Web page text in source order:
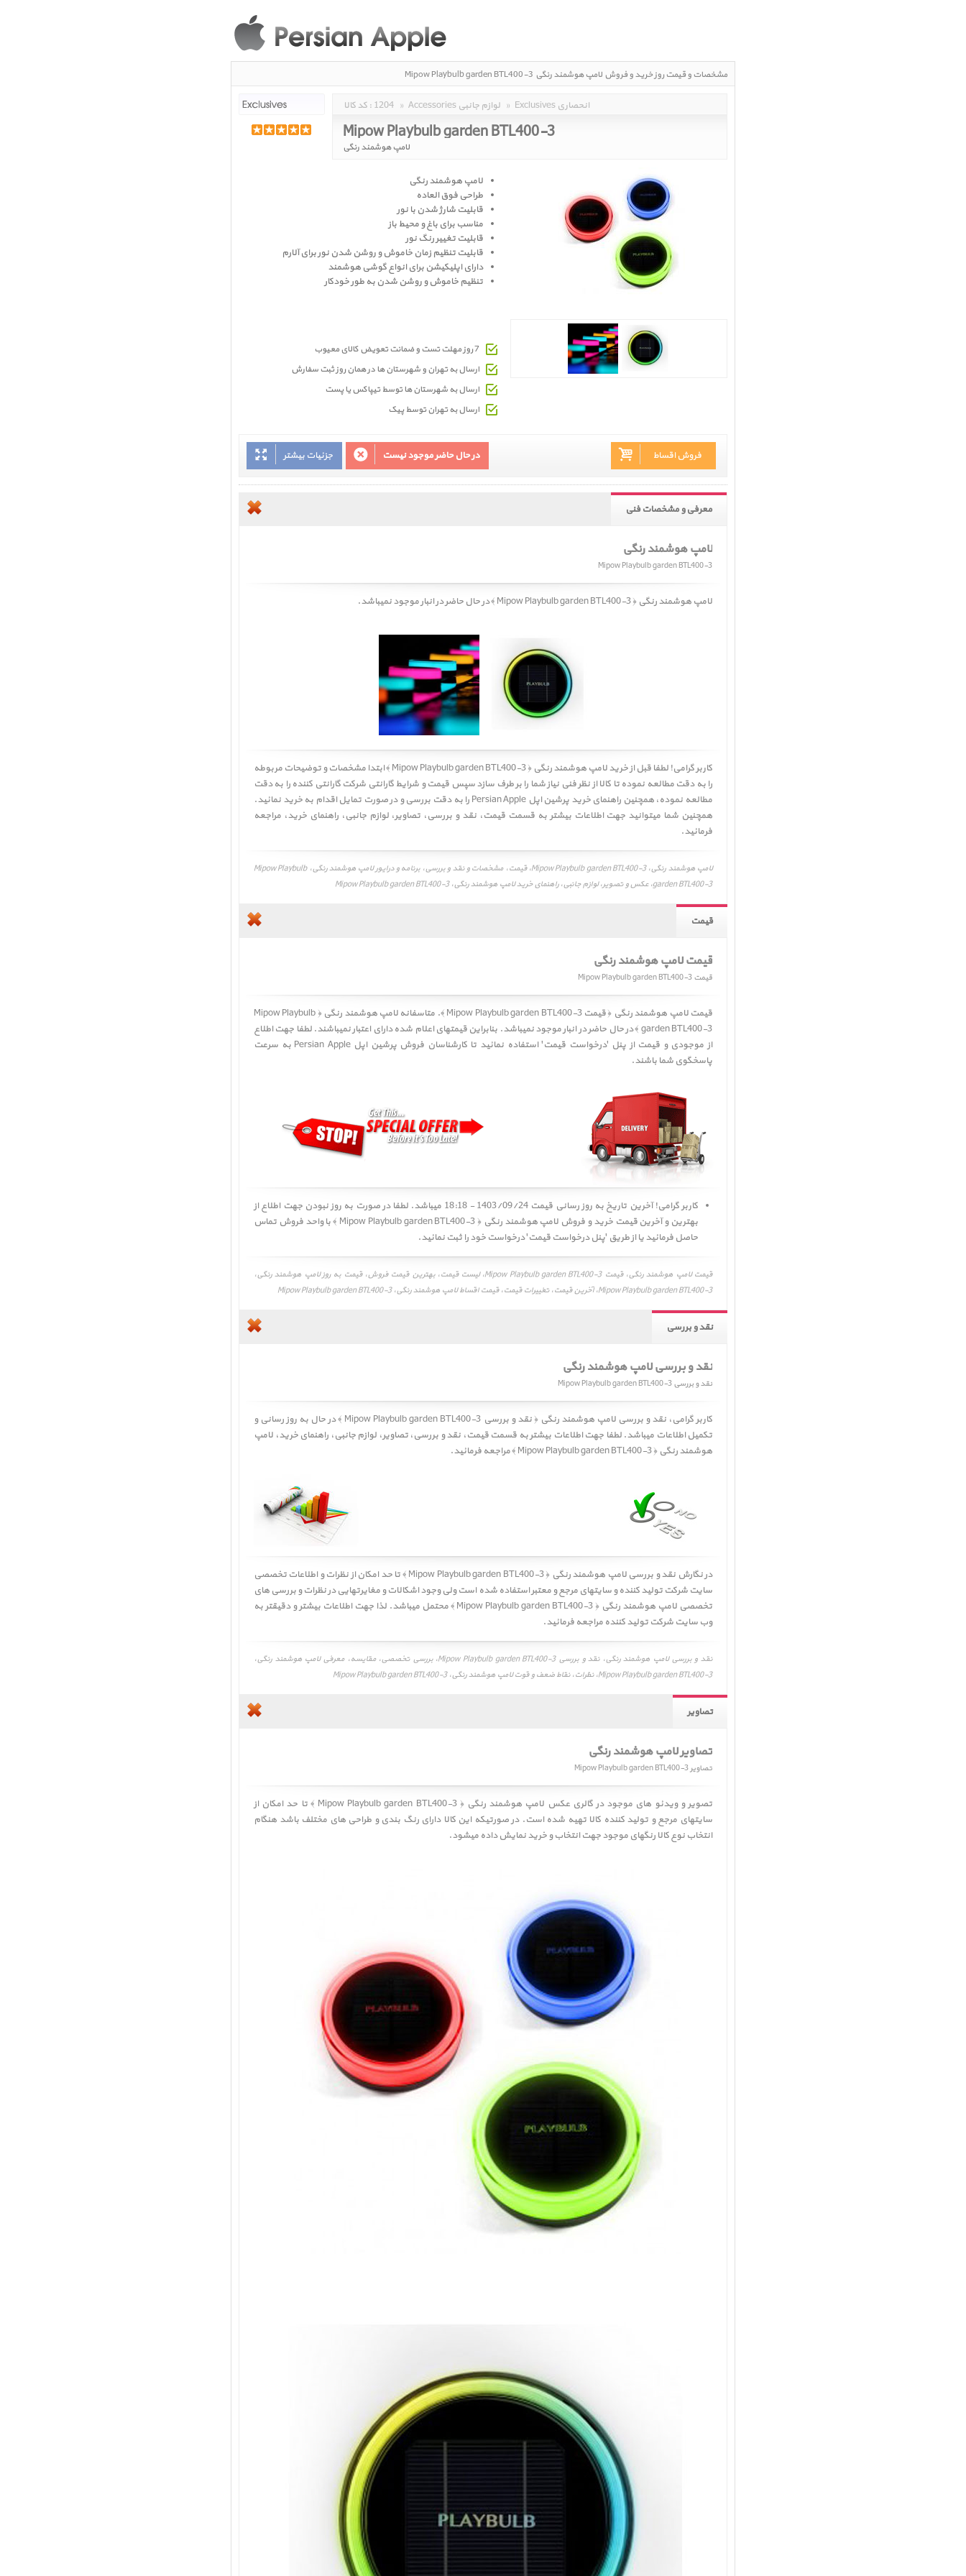
مشخصات و قیمت روز خرید و فروش لامپ هوشمند رنگی Mipow Playbulb garden BTL400-3
کد کالا : 1204 » Accessories لوازم جانبی » Exclusives انحصاری
Mipow Playbulb garden BTL400-3
لامپ هوشمند رنگی
لامپ هوشمند رنگی
طراحی فوق العاده
قابلیت شارژ شدن با نور
مناسب برای باغ و محیط باز
قابلیت تغییر رنگ نور
قابلیت تنظیم زمان خاموش و روشن شدن نور برای آلارم
دارای اپلیکیشن برای انواع گوشی هوشمند
تنظیم خاموش و روشن شدن به طور خودکار
7 روز مهلت تست و ضمانت تعویض کالای معیوب
ارسال به تهران و شهرستان ها در همان روز ثبت سفارش
ارسال به شهرستان ها توسط تیپاکس یا پست
ارسال به تهران توسط پیک
جزئیات بیشتر در حال حاضر موجود نیست فروش اقساط
معرفی و مشخصات فنی
لامپ هوشمند رنگی
Mipow Playbulb garden BTL400-3
لامپ هوشمند رنگی ﴿ Mipow Playbulb garden BTL400-3 ﴾ در حال حاضر در انبار موجود نمیباشد.
کاربر گرامی! لطفا قبل از خرید لامپ هوشمند رنگی ﴿ Mipow Playbulb garden BTL400-3 ﴾ ابتدا مشخصات و توضیحات مربوطه
را به دقت مطالعه نموده تا کالا از نظر فنی نیاز شما را بر طرف سازد سپس قیمت و شرایط گارانتی شرکت گارانتی کننده را به دقت
مطالعه نموده، همچنین راهنمای خرید پرشین اپل Persian Apple را به دقت بررسی و در صورت تمایل اقدام به خرید نمائید.
همچنین شما میتوانید جهت اطلاعات بیشتر به قسمت قیمت، نقد و بررسی، تصاویر،لوازم جانبی،راهنمای خرید، مراجعه
فرمائید.
لامپ هوشمند رنگی، Mipow Playbulb garden BTL400-3، قیمت، مشخصات و نقد و بررسی، برنامه و درایور لامپ هوشمند رنگی، Mipow Playbulb
garden BTL400-3، عکس و تصویر، لوازم جانبی، راهنمای خرید لامپ هوشمند رنگی، Mipow Playbulb garden BTL400-3
قیمت
قیمت لامپ هوشمند رنگی
قیمت Mipow Playbulb garden BTL400-3
قیمت لامپ هوشمند رنگی ﴿ قیمت Mipow Playbulb garden BTL400-3 ﴾. متاسفانه
لامپ هوشمند رنگی ﴿ Mipow Playbulb
garden BTL400-3 ﴾ در حال حاضر در انبار موجود نمیباشد. بنابراین قیمتهای اعلام شده دارای اعتبار نمیباشند. لطفا جهت اطلاع
از موجودی و قیمت از پنل 'درخواست قیمت' استفاده نمائید تا کارشناسان فروش پرشین اپل Persian Apple به سرعت
پاسخگوی شما باشند.
کاربر گرامی! آخرین تاریخ به روز رسانی قیمت 1403/09/24 - 18:18 میباشد. لطفا در صورت به روز نبودن جهت اطلاع از
بهترین و آخرین قیمت خرید و فروش لامپ هوشمند رنگی ﴿ Mipow Playbulb garden BTL400-3 ﴾ با واحد فروش تماس
حاصل فرمائید یا از طریق 'پنل درخواست قیمت' درخواست خود را ثبت نمائید.
قیمت لامپ هوشمند رنگی، قیمت Mipow Playbulb garden BTL400-3، لیست قیمت، بهترین قیمت فروش، قیمت به روز لامپ هوشمند رنگی،
Mipow Playbulb garden BTL400-3، آخرین قیمت، تغییرات قیمت، قیمت اقساط لامپ هوشمند رنگی، Mipow Playbulb garden BTL400-3
نقد و بررسی
نقد و بررسی لامپ هوشمند رنگی
نقد و بررسی Mipow Playbulb garden BTL400-3
کاربر گرامی، نقد و بررسی لامپ هوشمند رنگی ﴿ نقد و بررسی Mipow Playbulb garden BTL400-3 ﴾ در حال به روز رسانی و
تکمیل اطلاعات میباشد. لطفا جهت اطلاعات بیشتر به قسمتقیمت، نقد و بررسی،تصاویر، لوازم جانبی، راهنمای خرید، لامپ
هوشمند رنگی ﴿ Mipow Playbulb garden BTL400-3 ﴾ مراجعه فرمائید.
در نگارش نقد و بررسیلامپ هوشمند رنگی ﴿ Mipow Playbulb garden BTL400-3 ﴾
تا حد امکان از نظرات و اطلاعات تخصصی
سایت شرکت تولید کننده و سایتهای مرجع و معتبر استفاده شده است ولی وجود اشکالات و مغایرتهایی در نظرات و بررسی های
تخصصی لامپ هوشمند رنگی ﴿ Mipow Playbulb garden BTL400-3 ﴾ محتمل میباشد. لذا جهت اطلاعات بیشتر و دقیقتر به
وب سایت شرکت تولید کننده مراجعه فرمائید.
نقد و بررسی لامپ هوشمند رنگی، نقد و بررسی Mipow Playbulb garden BTL400-3، بررسی تخصصی، مقایسه، معرفی لامپ هوشمند رنگی،
Mipow Playbulb garden BTL400-3، نظرات، نقاط ضعف و قوت لامپ هوشمند رنگی، Mipow Playbulb garden BTL400-3
تصاویر
تصاویر لامپ هوشمند رنگی
تصاویر Mipow Playbulb garden BTL400-3
تصویر و ویدئو های موجود در گالری عکس لامپ هوشمند رنگی ﴿ Mipow Playbulb garden BTL400-3 ﴾
تا حد امکان از
سایتهای مرجع و تولید کننده کالا تهیه شده است. در صورتیکه این کالا دارای رنگ بندی و طراحی های مختلف باشد هنگام
انتخاب نوع کالا رنگهای موجود جهت انتخاب و خرید نمایش داده میشود.